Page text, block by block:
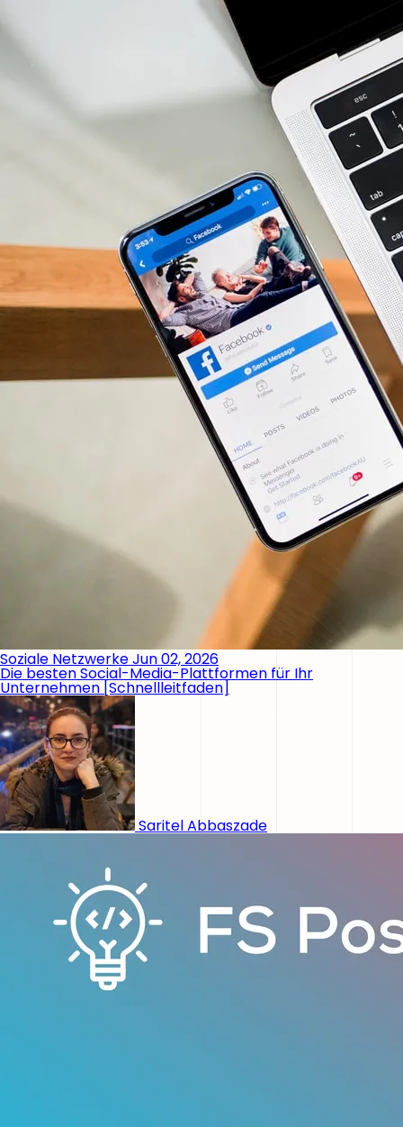
Soziale NetzwerkeJun 02, 2026
Die besten Social-Media-Plattformen für Ihr
Unternehmen [Schnellleitfaden]
Saritel Abbaszade